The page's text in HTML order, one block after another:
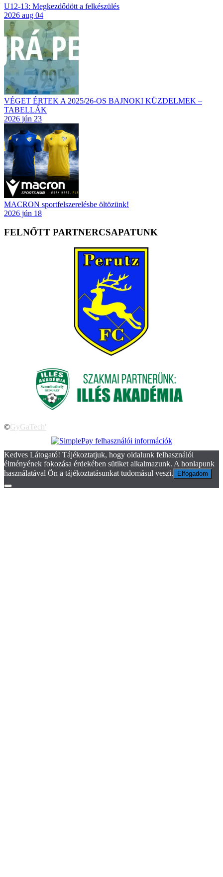
U12-13: Megkezdődött a felkészülés
2026 aug 04
VÉGET ÉRTEK A 2025/26-OS BAJNOKI KÜZDELMEK –
TABELLÁK
2026 jún 23
MACRON sportfelszerelésbe öltözünk!
2026 jún 18
FELNŐTT PARTNERCSAPATUNK
©GyGaTech'
Kedves Látogató! Tájékoztatjuk, hogy oldalunk felhasználói
élményének fokozása érdekében sütiket alkalmazunk. A honlapunk
használatával Ön a tájékoztatásunkat tudomásul veszi.
Elfogadom